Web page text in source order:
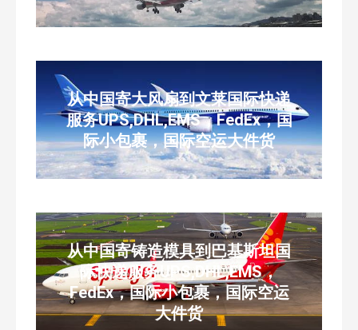
从中国寄大风扇到文莱国际快递
服务UPS,DHL,EMS，FedEx，国
际小包裹，国际空运大件货
从中国寄铸造模具到巴基斯坦国
际快递服务UPS,DHL,EMS，
FedEx，国际小包裹，国际空运
大件货